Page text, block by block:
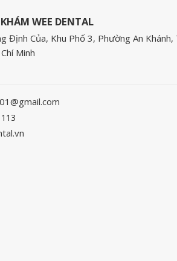
WEE DENTAL
Định Của, Khu Phố 3, Phường An Khánh,
Minh